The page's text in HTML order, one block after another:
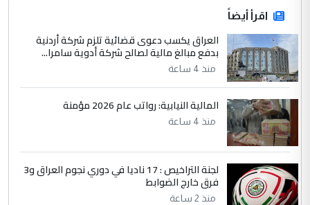
اقرأ أيضاً
العراق يكسب دعوى قضائية تلزم شركة أردنية
بدفع مبالغ مالية لصالح شركة أدوية سامرا...
منذ 4 ساعة
المالية النيابية: رواتب عام 2026 مؤمنة
منذ 4 ساعة
لجنة التراخيص : 17 ناديا في دوري نجوم العراق و3
فرق خارج الضوابط
منذ 2 ساعة